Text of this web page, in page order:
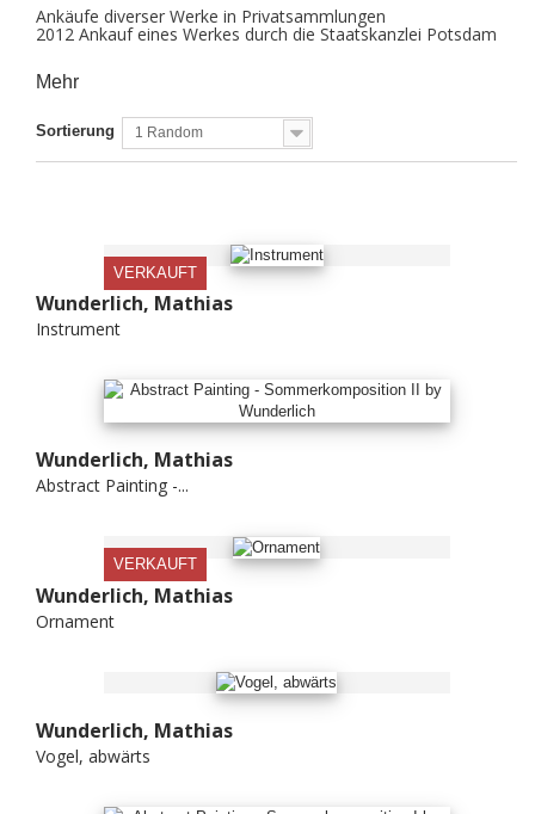
Ankäufe diverser Werke in Privatsammlungen
2012 Ankauf eines Werkes durch die Staatskanzlei Potsdam
Mehr
Sortierung 1 Random
VERKAUFT
Wunderlich, Mathias
Instrument
Wunderlich, Mathias
Abstract Painting -...
VERKAUFT
Wunderlich, Mathias
Ornament
Wunderlich, Mathias
Vogel, abwärts